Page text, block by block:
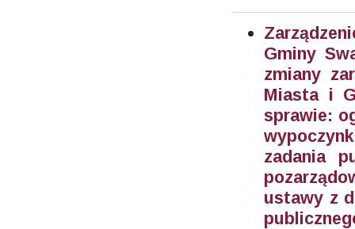
Gminy
zmiany
Miasta i
sprawie:
zadania
ustawy z